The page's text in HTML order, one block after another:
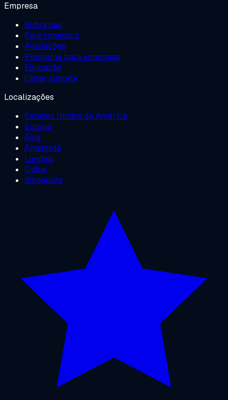
Empresa
Sobre nós
Fale connosco
Avaliações
Programa para empresas
Educação
Obter suporte
Localizações
Estados Unidos da América
Europa
Ásia
Amsterdã
Londres
Dubai
Singapura